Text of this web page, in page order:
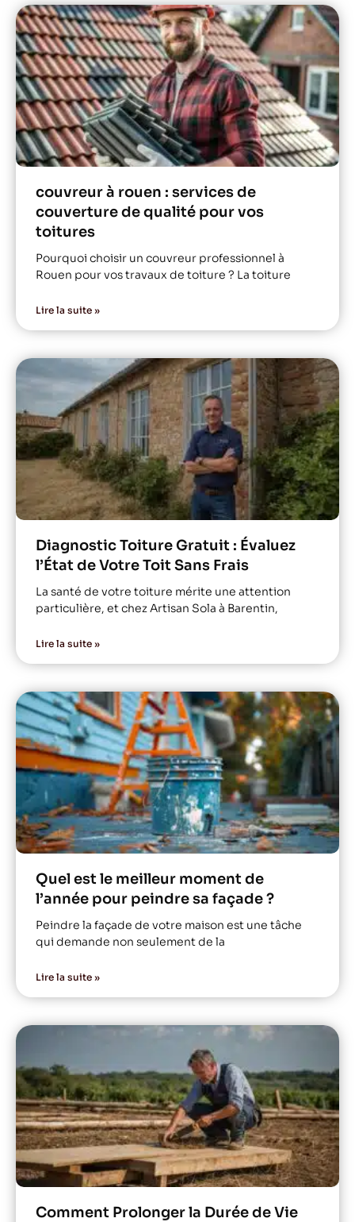
couvreur à rouen : services de
couverture de qualité pour vos
toitures
Pourquoi choisir un couvreur professionnel à
Rouen pour vos travaux de toiture ? La toiture
Lire la suite »
Diagnostic Toiture Gratuit : Évaluez
l’État de Votre Toit Sans Frais
La santé de votre toiture mérite une attention
particulière, et chez Artisan Sola à Barentin,
Lire la suite »
Quel est le meilleur moment de
l’année pour peindre sa façade ?
Peindre la façade de votre maison est une tâche
qui demande non seulement de la
Lire la suite »
Comment Prolonger la Durée de Vie